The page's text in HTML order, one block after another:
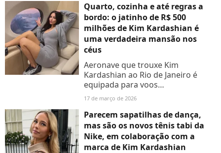
Quarto, cozinha e até regras a
bordo: o jatinho de R$ 500
milhões de Kim Kardashian é
uma verdadeira mansão nos
céus
Aeronave que trouxe Kim
Kardashian ao Rio de Janeiro é
equipada para voos
intercontinentais e pode
transportar até 19 passageiros!
Aos detalhes:
17 de março de 2026
Parecem sapatilhas de dança,
mas são os novos tênis tabi da
Nike, em colaboração com a
marca de Kim Kardashian